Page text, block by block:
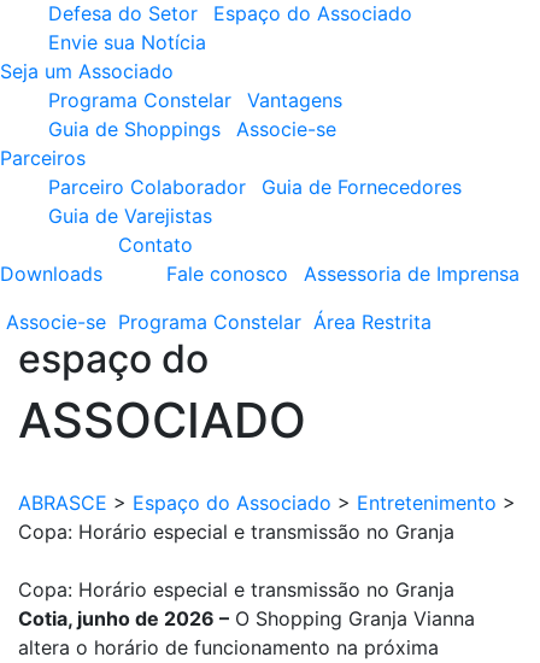
Defesa do Setor
Espaço do Associado
Envie sua Notícia
Seja um Associado
Programa Constelar
Vantagens
Guia de Shoppings
Associe-se
Parceiros
Parceiro Colaborador
Guia de Fornecedores
Guia de Varejistas
Downloads
Contato
Fale conosco
Assessoria de Imprensa
Associe-se Programa Constelar Área Restrita
espaço do
ASSOCIADO
ABRASCE > Espaço do Associado > Entretenimento >
Copa: Horário especial e transmissão no Granja
Copa: Horário especial e transmissão no Granja
Cotia, junho de 2026 – O Shopping Granja Vianna
altera o horário de funcionamento na próxima